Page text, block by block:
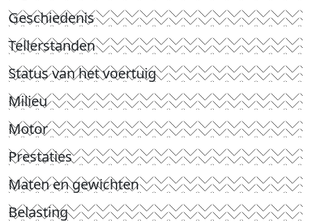
Geschiedenis
Tellerstanden
Status van het voertuig
Milieu
Motor
Prestaties
Maten en gewichten
Belasting